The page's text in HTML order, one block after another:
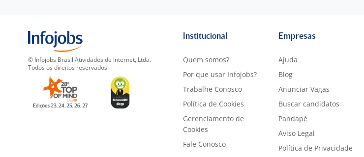
© Infojobs Brasil Atividades de Internet, Ltda.
Todos os direitos reservados.
Institucional
Quem somos?
Por que usar Infojobs?
Trabalhe Conosco
Política de Cookies
Gerenciamento de
Cookies
Fale Conosco
Empresas
Ajuda
Blog
Anunciar Vagas
Buscar candidatos
Pandapé
Aviso Legal
Política de Privacidade